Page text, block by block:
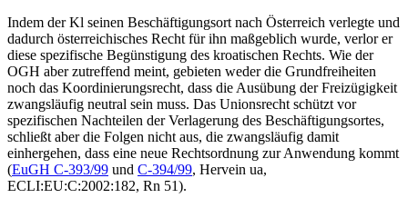
Indem der Kl seinen Beschäftigungsort nach Österreich verlegte und
dadurch österreichisches Recht für ihn maßgeblich wurde, verlor er
diese spezifische Begünstigung des kroatischen Rechts. Wie der
OGH aber zutreffend meint, gebieten weder die Grundfreiheiten
noch das Koordinierungsrecht, dass die Ausübung der Freizügigkeit
zwangsläufig neutral sein muss. Das Unionsrecht schützt vor
spezifischen Nachteilen der Verlagerung des Beschäftigungsortes,
schließt aber die Folgen nicht aus, die zwangsläufig damit
einhergehen, dass eine neue Rechtsordnung zur Anwendung kommt
(EuGH C-393/99 und C-394/99, Hervein ua,
ECLI:EU:C:2002:182, Rn 51).